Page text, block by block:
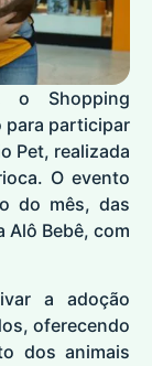
o Shopping
para participar
Pet, realizada
O evento
do mês, das
Alô Bebê, com
a adoção
oferecendo
dos animais